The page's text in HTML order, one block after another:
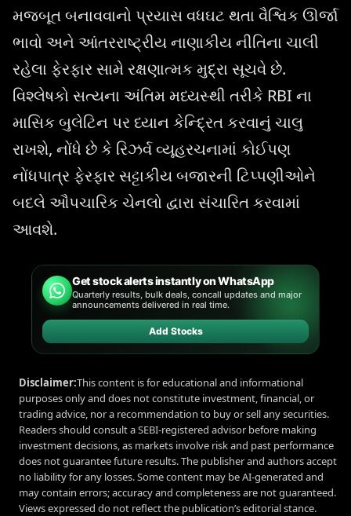
મજબૂત બનાવવાનો પ્રયાસ વધઘટ થતા વૈશ્વિક ઊર્જા
ભાવો અને આંતરરાષ્ટ્રીય નાણાકીય નીતિના ચાલી
રહેલા ફેરફાર સામે રક્ષણાત્મક મુદ્રા સૂચવે છે.
વિશ્લેષકો સત્યના અંતિમ મધ્યસ્થી તરીકે RBI ના
માસિક બુલેટિન પર ધ્યાન કેન્દ્રિત કરવાનું ચાલુ
રાખશે, નોંધે છે કે રિઝર્વ વ્યૂહરચનામાં કોઈપણ
નોંધપાત્ર ફેરફાર સટ્ટાકીય બજારની ટિપ્પણીઓને
બદલે ઔપચારિક ચેનલો દ્વારા સંચારિત કરવામાં
આવશે.
Get stock alerts instantly on WhatsApp
Quarterly results, bulk deals, concall updates and major
announcements delivered in real time.
Add Stocks
Disclaimer:This content is for educational and informational
purposes only and does not constitute investment, financial, or
trading advice, nor a recommendation to buy or sell any securities.
Readers should consult a SEBI-registered advisor before making
investment decisions, as markets involve risk and past performance
does not guarantee future results. The publisher and authors accept
no liability for any losses. Some content may be AI-generated and
may contain errors; accuracy and completeness are not guaranteed.
Views expressed do not reflect the publication’s editorial stance.